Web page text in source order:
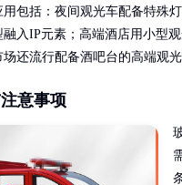
用包括：夜间观光车配备特殊
融入IP元素；高端酒店用小型
还流行配备酒吧台的高端观光
意事项